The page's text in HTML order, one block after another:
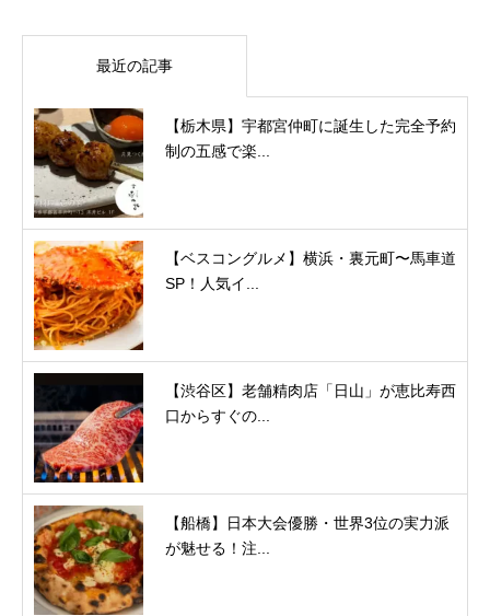
最近の記事
【栃木県】宇都宮仲町に誕生した完全予約
制の五感で楽...
【ベスコングルメ】横浜・裏元町〜馬車道
SP！人気イ...
【渋谷区】老舗精肉店「日山」が恵比寿西
口からすぐの...
【船橋】日本大会優勝・世界3位の実力派
が魅せる！注...